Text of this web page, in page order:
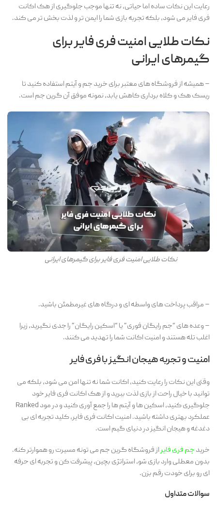
رعایت این نکات ساده اما حیاتی، نه تنها موجب جلوگیری از هک اکانت
فری فایر می شود، بلکه تجربه بازی شما را ایمن تر و لذت بخش تر می کند.
نکات طلایی امنیت فری فایر برای
گیمرهای ایرانی
– همیشه از فروشگاه های معتبر برای خرید جم و آیتم استفاده کنید تا
ریسک هک و کلاه برداری کاهش یابد، نمونه موفق آن گرین جم است.
نکات طلایی امنیت فری فایر برای گیمرهای ایرانی
– مراقب پرداخت های واسطه ای و درگاه های غیرمطمئن باشید.
– وعده های “جم رایگان فوری” یا “اسکین رایگان” را جدی نگیرید، زیرا
اغلب تله هستند و امنیت اکانت شما را تهدید می کنند.
امنیت و تجربه هیجان انگیز با فری فایر
وقتی این نکات را رعایت کنید، اکانت شما نه تنها امن می شود، بلکه می
توانید با خیال راحت از بازی لذت ببرید و از هک اکانت فری فایر خود
جلوگیری کنید، اسکین ها و آیتم ها را جمع آوری کنید و در مود Ranked
عملکرد بهتری داشته باشید. امنیت اکانت فری فایر، کلید تجربه ای بی
دغدغه و هیجان انگیز در دنیای گیم است.
خریدجم فری فایراز فروشگاه گرین جم می ‌تونه مسیرت رو هموارتر کنه.
بدون معطلی وارد بازی شو، استراتژی بچین، پیشرفت کن و تجربه ‌ای حرفه
ای رو برای خودت رقم بزن.
سوالات متداول